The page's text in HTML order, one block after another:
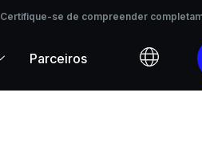
se de compreender
se de compreender
Parceiros